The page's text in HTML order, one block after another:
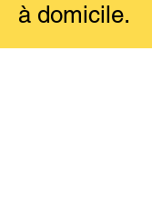
à domicile.